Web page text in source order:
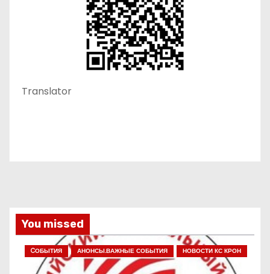
Translator
You missed
CОБЫТИЯ АНОНСЫ.ВАЖНЫЕ СОБЫТИЯ НОВОСТИ КС КРОН